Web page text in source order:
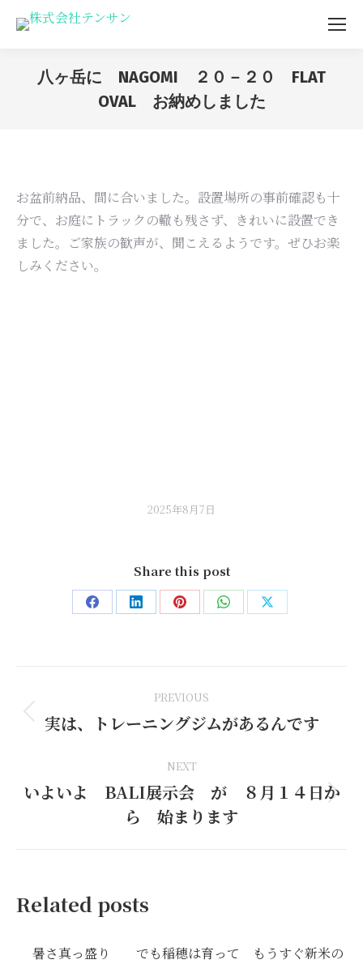
八ヶ岳に NAGOMI ２０－２０ FLAT
OVAL お納めしました
お盆前納品、間に合いました。設置場所の事前確認も十
分で、お庭にトラックの轍も残さず、きれいに設置でき
ました。ご家族の歓声が、聞こえるようです。ぜひお楽
しみください。
2025年8月7日
Share this post
Share Share Share Share Share
navigation
PREVIOUS
Previous
実は、トレーニングジムがあるんです
NEXT
Next
post:
いよいよ BALI展示会 が ８月１４日か
ら 始まります
Related posts
暑さ真っ盛り でも稲穂は育って もうすぐ新米の